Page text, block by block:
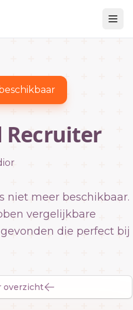
Recruiter
niet meer beschikbaar.
vergelijkbare
die perfect bij
overzicht